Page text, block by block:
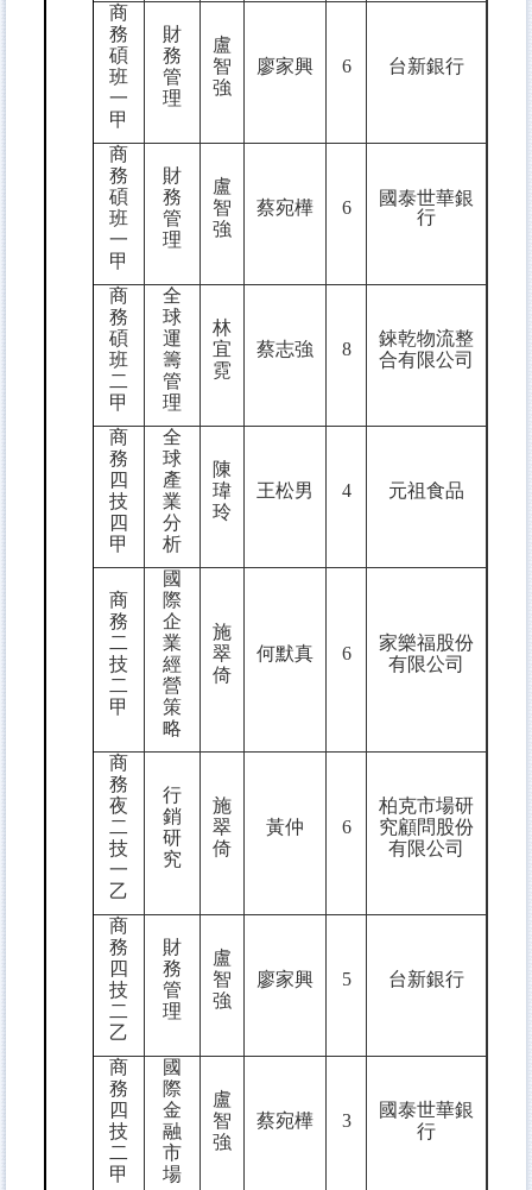
商
務
碩
班
一
甲
財
務
管
理
盧
智
強
廖家興 6 台新銀行
商
務
碩
班
一
甲
財
務
管
理
盧
智
強
蔡宛樺 6
國泰世華銀
行
商
務
碩
班
二
甲
全
球
運
籌
管
理
林
宜
霓
蔡志強 8
錸乾物流整
合有限公司
商
務
四
技
四
甲
全
球
產
業
分
析
陳
瑋
玲
王松男 4 元祖食品
商
務
二
技
二
甲
國
際
企
業
經
營
策
略
施
翠
倚
何默真 6
家樂福股份
有限公司
商
務
夜
二
技
一
乙
行
銷
研
究
施
翠
倚
黃仲 6
柏克市場研
究顧問股份
有限公司
商
務
四
技
二
乙
財
務
管
理
盧
智
強
廖家興 5 台新銀行
商
務
四
技
二
甲
國
際
金
融
市
場
盧
智
強
蔡宛樺 3
國泰世華銀
行